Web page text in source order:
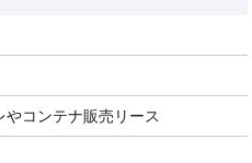
コンテナ販売リース